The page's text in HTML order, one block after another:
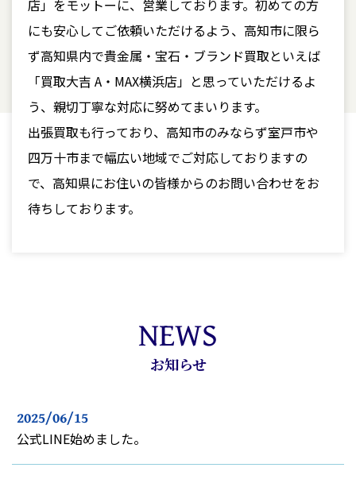
店」をモットーに、営業しております。初めての方
にも安心してご依頼いただけるよう、高知市に限ら
ず高知県内で貴金属・宝石・ブランド買取といえば
「買取大吉 A・MAX横浜店」と思っていただけるよ
う、親切丁寧な対応に努めてまいります。
出張買取も行っており、高知市のみならず室戸市や
四万十市まで幅広い地域でご対応しておりますの
で、高知県にお住いの皆様からのお問い合わせをお
待ちしております。
NEWS
お知らせ
2025/06/15
公式LINE始めました。